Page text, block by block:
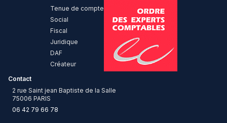
Tenue de compte
Social
Fiscal
Juridique
DAF
Créateur
Contact
2 rue Saint jean Baptiste de la Salle
75006 PARIS
06 42 79 66 78